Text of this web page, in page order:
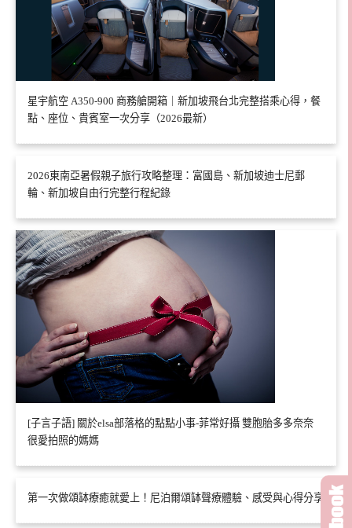
星宇航空 A350-900 商務艙開箱｜新加坡飛台北完整搭乘心得，餐
點、座位、貴賓室一次分享（2026最新）
2026東南亞暑假親子旅行攻略整理：富國島、新加坡迪士尼郵
輪、新加坡自由行完整行程紀錄
[子言子語] 關於elsa部落格的點點小事-菲常好攝 雙胞胎多多奈奈
很愛拍照的媽媽
第一次做頌缽療癒就愛上！尼泊爾頌缽聲療體驗、感受與心得分享